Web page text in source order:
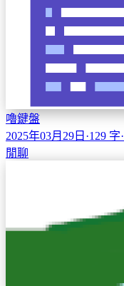
嚕鍵盤
2025年03月29日 ·129 字·
閒聊